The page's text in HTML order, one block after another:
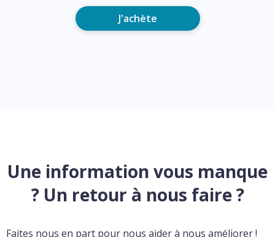
J'achète
Une information vous manque
? Un retour à nous faire ?
Faites nous en part pour nous aider à nous améliorer !